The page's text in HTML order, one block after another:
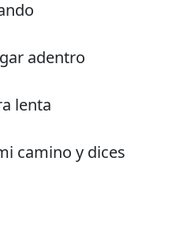
adentro
lenta
camino y dices